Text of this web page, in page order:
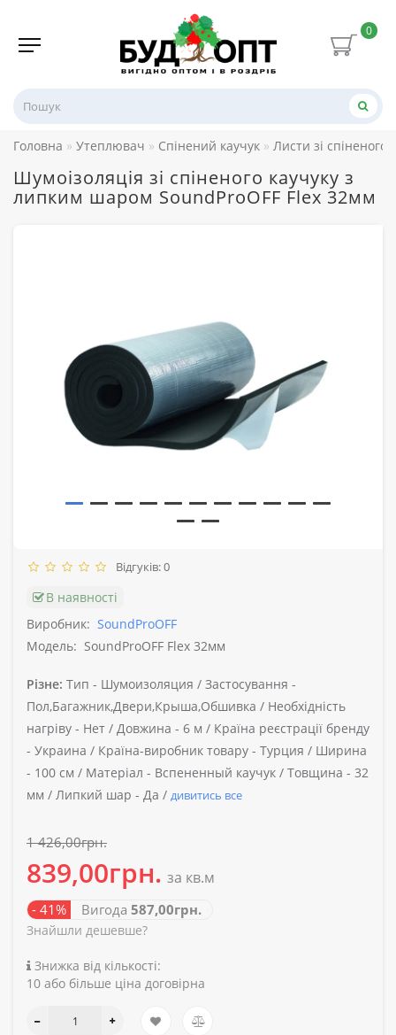
0
Головна Утеплювач Спінений каучук Листи зі спіненого
Шумоізоляція зі спіненого каучуку з
липким шаром SoundProOFF Flex 32мм
Відгуків: 0
В наявності
Виробник: SoundProOFF
Модель: SoundProOFF Flex 32мм
Різне: Тип - Шумоизоляция / Застосування -
Пол,Багажник,Двери,Крыша,Обшивка / Необхідність
нагріву - Нет / Довжина - 6 м / Країна реєстрації бренду
- Украина / Країна-виробник товару - Турция / Ширина
- 100 см / Матеріал - Вспененный каучук / Товщина - 32
мм / Липкий шар - Да / дивитись все
1 426,00грн.
839,00грн. за кв.м
- 41% Вигода 587,00грн.
Знайшли дешевше?
Знижка від кількості:
10 або більше ціна договірна